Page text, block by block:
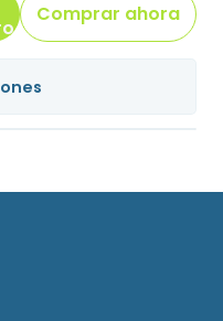
Comprar ahora